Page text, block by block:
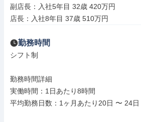
副店長：入社5年目 32歳 420万円
店長：入社8年目 37歳 510万円
勤務時間
シフト制
勤務時間詳細
実働時間：1日あたり8時間
平均勤務日数：1ヶ月あたり20日 〜 24日